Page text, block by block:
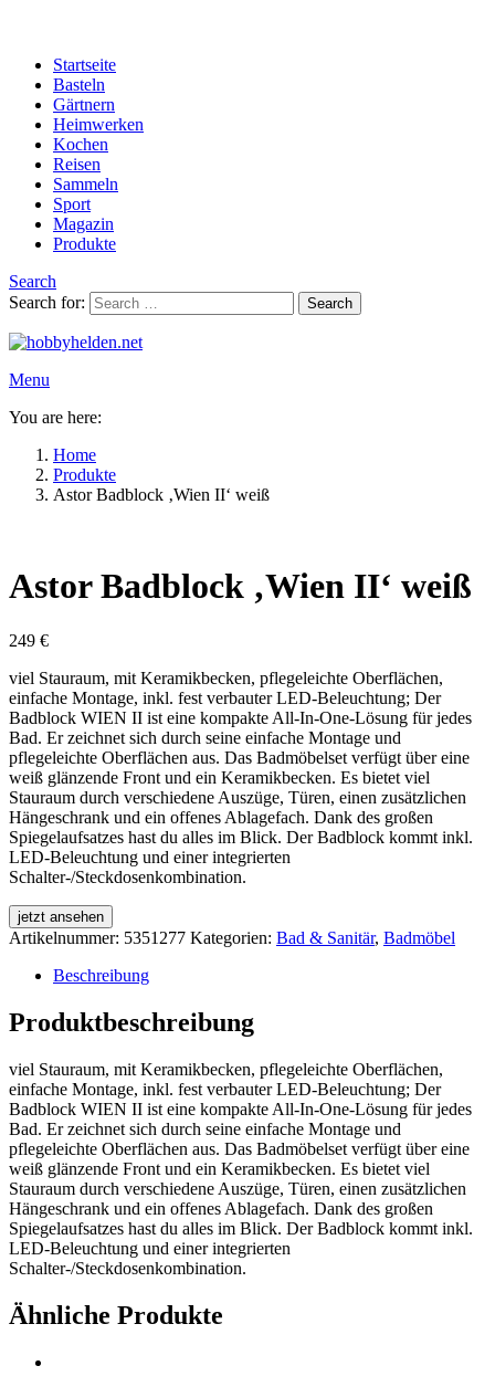
Startseite
Basteln
Gärtnern
Heimwerken
Kochen
Reisen
Sammeln
Sport
Magazin
Produkte
Search
Search for:
Search
Menu
You are here:
Home
Produkte
Astor Badblock ‚Wien II‘ weiß
Astor Badblock ‚Wien II‘ weiß
249 €
viel Stauraum, mit Keramikbecken, pflegeleichte Oberflächen,
einfache Montage, inkl. fest verbauter LED-Beleuchtung; Der
Badblock WIEN II ist eine kompakte All-In-One-Lösung für jedes
Bad. Er zeichnet sich durch seine einfache Montage und
pflegeleichte Oberflächen aus. Das Badmöbelset verfügt über eine
weiß glänzende Front und ein Keramikbecken. Es bietet viel
Stauraum durch verschiedene Auszüge, Türen, einen zusätzlichen
Hängeschrank und ein offenes Ablagefach. Dank des großen
Spiegelaufsatzes hast du alles im Blick. Der Badblock kommt inkl.
LED-Beleuchtung und einer integrierten
Schalter-/Steckdosenkombination.
jetzt ansehen
Artikelnummer: 5351277 Kategorien: Bad & Sanitär, Badmöbel
Beschreibung
Produktbeschreibung
viel Stauraum, mit Keramikbecken, pflegeleichte Oberflächen,
einfache Montage, inkl. fest verbauter LED-Beleuchtung; Der
Badblock WIEN II ist eine kompakte All-In-One-Lösung für jedes
Bad. Er zeichnet sich durch seine einfache Montage und
pflegeleichte Oberflächen aus. Das Badmöbelset verfügt über eine
weiß glänzende Front und ein Keramikbecken. Es bietet viel
Stauraum durch verschiedene Auszüge, Türen, einen zusätzlichen
Hängeschrank und ein offenes Ablagefach. Dank des großen
Spiegelaufsatzes hast du alles im Blick. Der Badblock kommt inkl.
LED-Beleuchtung und einer integrierten
Schalter-/Steckdosenkombination.
Ähnliche Produkte